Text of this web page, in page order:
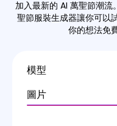
圖像模型
加入最新的 AI 萬聖節潮
聖節服裝生成器讓你可以
你的想法免
模型
圖片